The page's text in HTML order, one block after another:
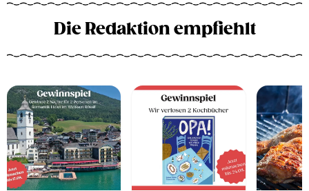
Die Redaktion empfiehlt